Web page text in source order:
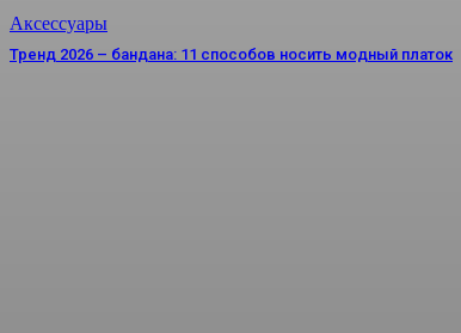
Аксессуары
Тренд 2026 – бандана: 11 способов носить модный платок